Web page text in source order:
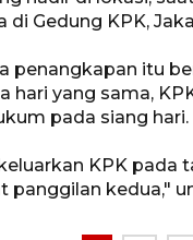
di Gedung KPK,
penangkapan itu
hari yang sama,
pada siang hari.
KPK pada
panggilan kedua,"